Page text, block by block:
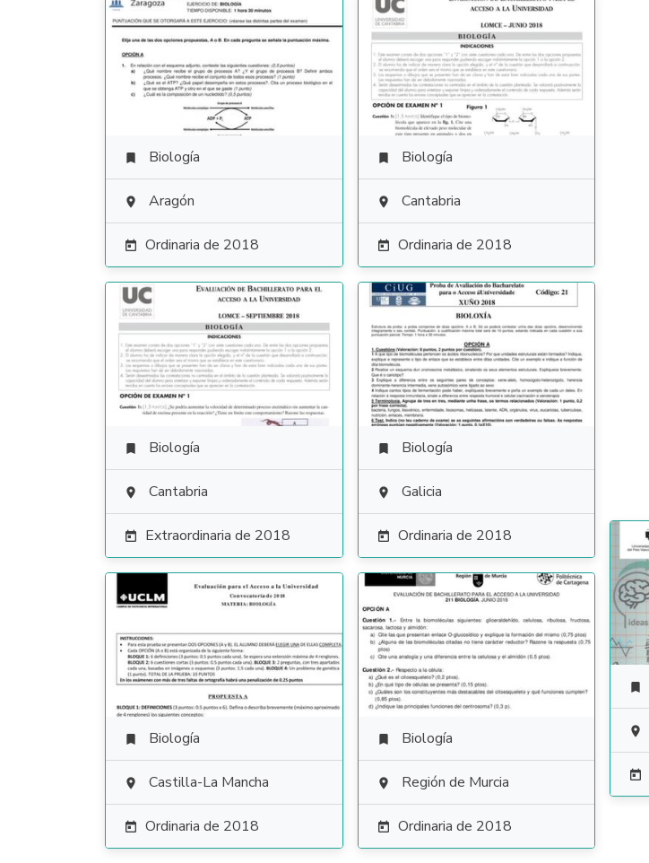
 Biología
 Aragón
 Ordinaria de 2018
 Biología
 Cantabria
 Ordinaria de 2018
 Biología
 Cantabria
 Extraordinaria de 2018
 Biología
 Galicia
 Ordinaria de 2018



 Biología
 Castilla-La Mancha
 Ordinaria de 2018
 Biología
 Región de Murcia
 Ordinaria de 2018